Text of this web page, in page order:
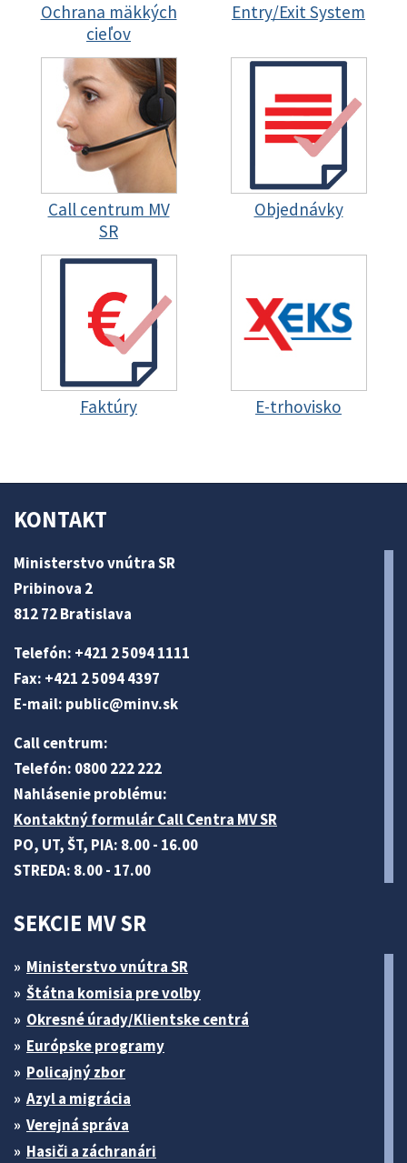
Ochrana mäkkých
cieľov
Entry/Exit System
Call centrum MV
SR
Objednávky
Faktúry E-trhovisko
KONTAKT
Ministerstvo vnútra SR
Pribinova 2
812 72 Bratislava
Telefón: +421 2 5094 1111
Fax: +421 2 5094 4397
E-mail: public@minv.sk
Call centrum:
Telefón: 0800 222 222
Nahlásenie problému:
Kontaktný formulár Call Centra MV SR
PO, UT, ŠT, PIA: 8.00 - 16.00
STREDA: 8.00 - 17.00
SEKCIE MV SR
Ministerstvo vnútra SR
Štátna komisia pre volby
Okresné úrady/Klientske centrá
Európske programy
Policajný zbor
Azyl a migrácia
Verejná správa
Hasiči a záchranári